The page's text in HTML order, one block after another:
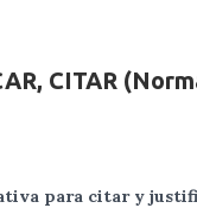
CITAR
para citar y